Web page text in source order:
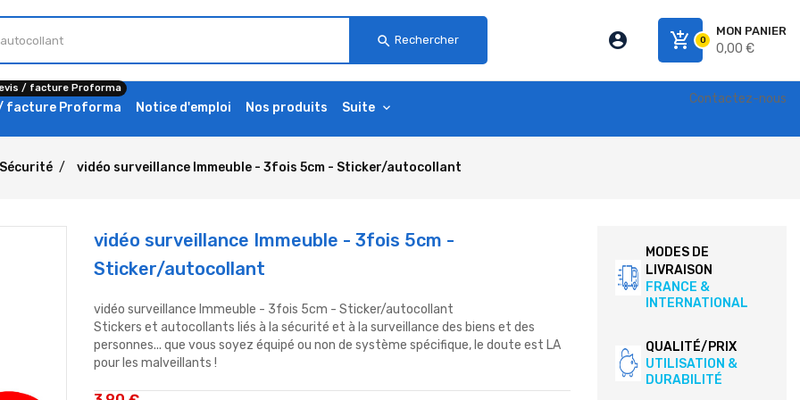
search Rechercher add_shopping_cart 0
MON PANIER
0,00 €
account_circle
Contactez-nous
/ facture Proforma
/ facture Proforma
Notice d'emploi Nos produits Suite
Sécurité vidéo surveillance Immeuble - 3fois 5cm - Sticker/autocollant
vidéo surveillance Immeuble - 3fois 5cm -
Sticker/autocollant
vidéo surveillance Immeuble - 3fois 5cm - Sticker/autocollant
Stickers et autocollants liés à la sécurité et à la surveillance des biens et des
personnes... que vous soyez équipé ou non de système spécifique, le doute est LA
pour les malveillants !
MODES DE
LIVRAISON
FRANCE &
INTERNATIONAL
QUALITÉ/PRIX
UTILISATION &
DURABILITÉ